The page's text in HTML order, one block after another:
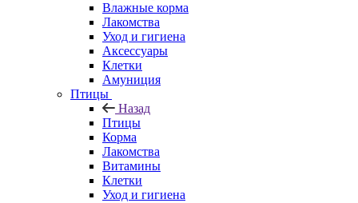
Влажные корма
Лакомства
Уход и гигиена
Аксессуары
Клетки
Амуниция
Птицы
Назад
Птицы
Корма
Лакомства
Витамины
Клетки
Уход и гигиена